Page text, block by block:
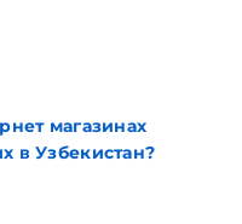
магазинах
в Узбекистан?